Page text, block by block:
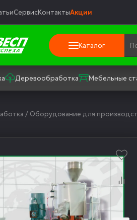
СервисКонтактыАкции
Каталог
Деревообработка Мебельные
/ Оборудование для